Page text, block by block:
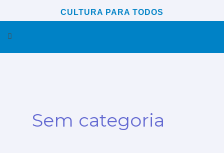
para
CULTURA PARA TODOS
Menu
Sem categoria